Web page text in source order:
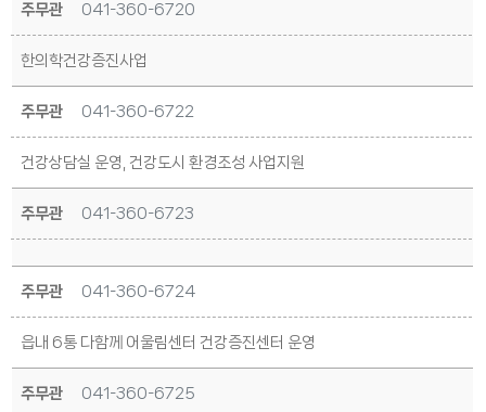
주무관 041-360-6720
한의학건강증진사업
주무관 041-360-6722
건강상담실 운영, 건강도시 환경조성 사업지원
주무관 041-360-6723
주무관 041-360-6724
읍내 6통 다함께 어울림센터 건강증진센터 운영
주무관 041-360-6725